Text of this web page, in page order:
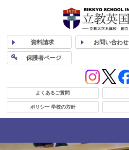
資料請求 お問い合わせ
保護者ページ
よくあるご質問
ポリシー 学校の方針